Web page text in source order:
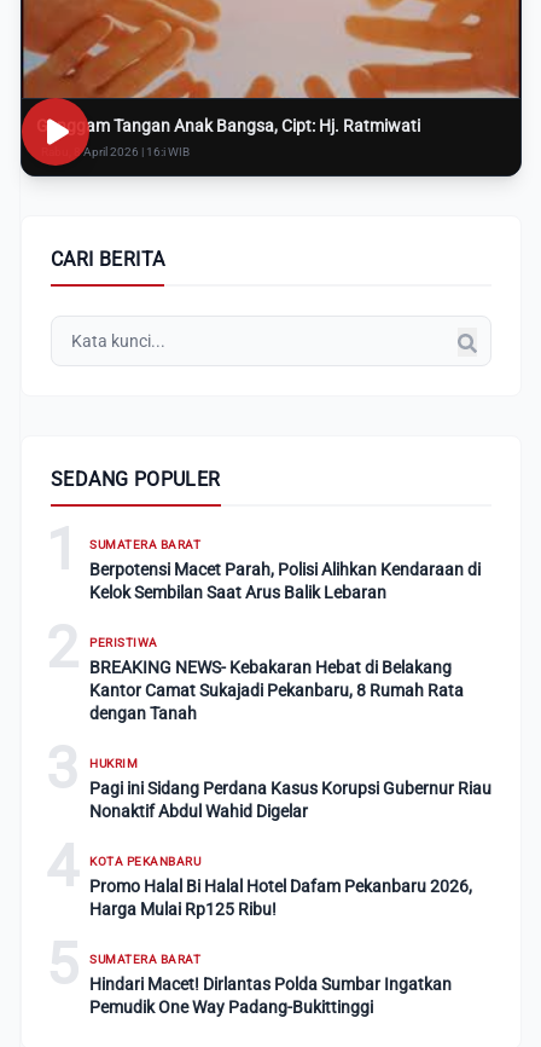
Genggam Tangan Anak Bangsa, Cipt: Hj. Ratmiwati
Rabu, 8 April 2026 | 16:i WIB
CARI BERITA
SEDANG POPULER
1 SUMATERA BARAT
Berpotensi Macet Parah, Polisi Alihkan Kendaraan di
Kelok Sembilan Saat Arus Balik Lebaran
2 PERISTIWA
BREAKING NEWS- Kebakaran Hebat di Belakang
Kantor Camat Sukajadi Pekanbaru, 8 Rumah Rata
dengan Tanah
3 HUKRIM
Pagi ini Sidang Perdana Kasus Korupsi Gubernur Riau
Nonaktif Abdul Wahid Digelar
4 KOTA PEKANBARU
Promo Halal Bi Halal Hotel Dafam Pekanbaru 2026,
Harga Mulai Rp125 Ribu!
5 SUMATERA BARAT
Hindari Macet! Dirlantas Polda Sumbar Ingatkan
Pemudik One Way Padang-Bukittinggi